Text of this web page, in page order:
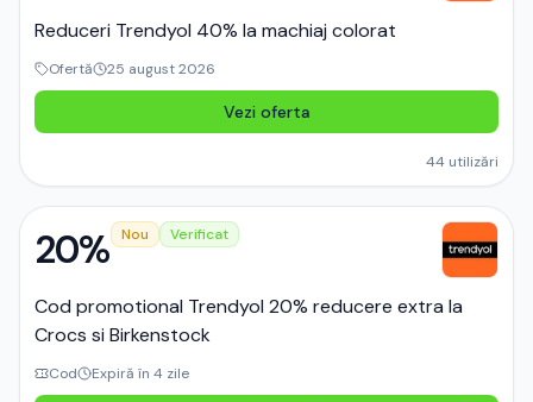
Reduceri Trendyol 40% la machiaj colorat
Ofertă 25 august 2026
Vezi oferta
44 utilizări
20% Nou Verificat
Cod promotional Trendyol 20% reducere extra la
Crocs si Birkenstock
Cod Expiră în 4 zile